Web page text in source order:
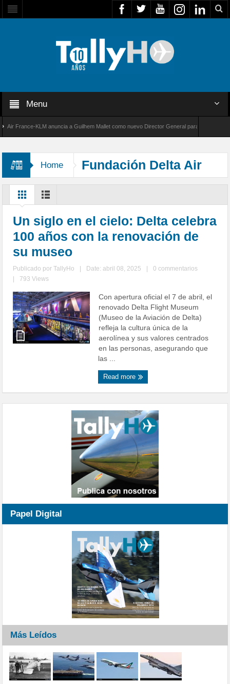
Menu
France-KLM anuncia a Guilhem Mallet como nuevo Director General para América Latina
Home
Fundación Delta Air
Lines
Un siglo en el cielo: Delta celebra
100 años con la renovación de
su museo
Publicado porTallyHo Date: abril 08, 2025
0 commentarios
793 Views
Con apertura oficial el 7 de abril, el
renovado Delta Flight Museum
(Museo de la Aviación de Delta)
refleja la cultura única de la
aerolínea y sus valores centrados
en las personas, asegurando que
las ...
Read more
Papel Digital
Más Leídos